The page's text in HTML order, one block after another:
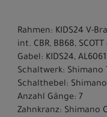
Rahmen: KIDS24 V-
int. CBR, BB68,
Gabel: KIDS24,
Schaltwerk: Shimano
Schalthebel: Shimano
Anzahl Gänge: 7
Zahnkranz: Shimano